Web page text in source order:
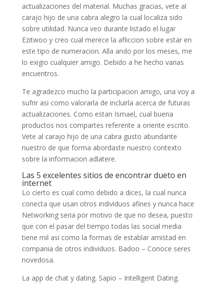
actualizaciones del material. Muchas gracias, vete al
carajo hijo de una cabra alegro la cual localiza sido
sobre utilidad. Nunca veo durante listado el lugar
Ezitwoo y creo cual merece la afliccion sobre estar en
este tipo de numeracion. Alla ando por los meses, me
lo exigio cualquier amigo. Debido a he hecho varias
encuentros.
Te agradezco mucho la participacion amigo, una voy a
sufrir asi­ como valorarla de incluirla acerca de futuras
actualizaciones. Como estan Ismael, cual buena
productos nos compartes referente a oriente escrito.
Vete al carajo hijo de una cabra gusto abundante
nuestro de que forma abordaste nuestro contexto
sobre la informacion adlatere.
Las 5 excelentes sitios de encontrar dueto en
internet
Lo cierto es cual como debido a dices, la cual nunca
conecta que usan otros individuos afines y nunca hace
Networking seri­a por motivo de que no desea, puesto
que con el pasar del tiempo todas las social media
tiene mil asi­ como la formas de establar amistad en
compania de otros individuos. Badoo – Conoce seres
novedosa.
La app de chat y dating. Sapio – Intelligent Dating.